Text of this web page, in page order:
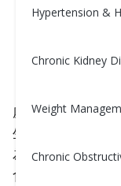
Hypertension &
Chronic Kidney
Weight
Chronic
舒緩腸
處理不適的胃部
生活並讓你感到
為救濟的良方。
食物——它們柔軟